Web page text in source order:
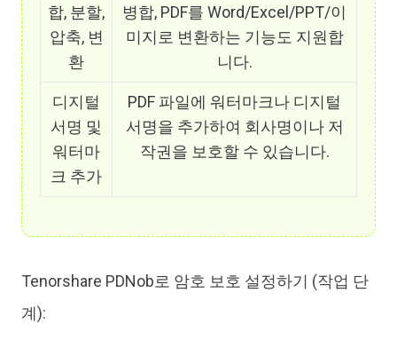
합, 분할,
압축, 변
환
병합, PDF를 Word/Excel/PPT/이
미지로 변환하는 기능도 지원합
니다.
디지털
서명 및
워터마
크 추가
PDF 파일에 워터마크나 디지털
서명을 추가하여 회사명이나 저
작권을 보호할 수 있습니다.
Tenorshare PDNob로 암호 보호 설정하기 (작업 단
계):